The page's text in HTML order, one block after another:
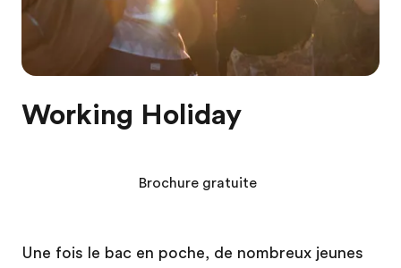
Working Holiday
Une fois le bac en poche, de nombreux jeunes
Brochure gratuite